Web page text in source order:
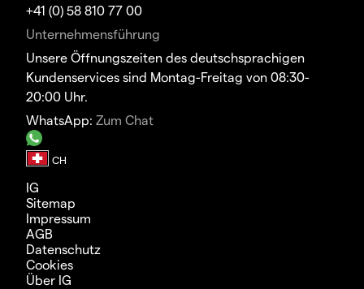
+41 (0) 58 810 77 00
Unternehmensführung
Unsere Öffnungszeiten des deutschsprachigen
Kundenservices sind Montag-Freitag von 08:30-
20:00 Uhr.
WhatsApp: Zum Chat
IG
Sitemap
Impressum
AGB
Datenschutz
Cookies
Über IG